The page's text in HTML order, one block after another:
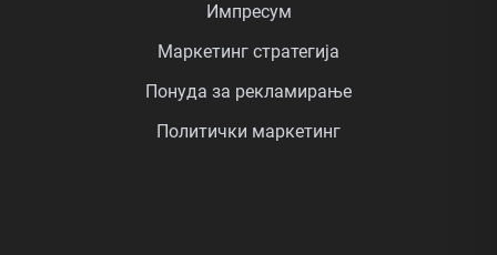
Импресум
Маркетинг стратегија
Понуда за рекламирање
Политички маркетинг